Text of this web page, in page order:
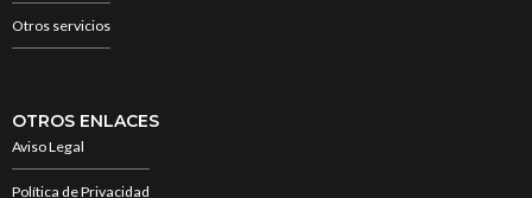
Otros servicios
OTROS ENLACES
Aviso Legal
Política de Privacidad